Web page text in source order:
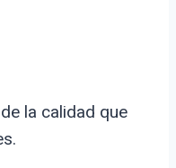
la calidad que